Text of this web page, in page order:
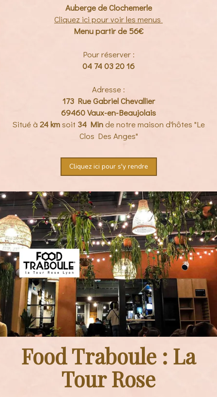
Auberge de Clochemerle
Cliquez ici pour voir les menus
Menu partir de 56€
Pour réserver :
04 74 03 20 16
Adresse :
173 Rue Gabriel Chevallier
69460 Vaux-en-Beaujolais
Situé à 24kmsoit 34 Min de notre maison d'hôtes "Le
Clos Des Anges"
Cliquez ici pour s'y rendre
Food Traboule : La
Tour Rose